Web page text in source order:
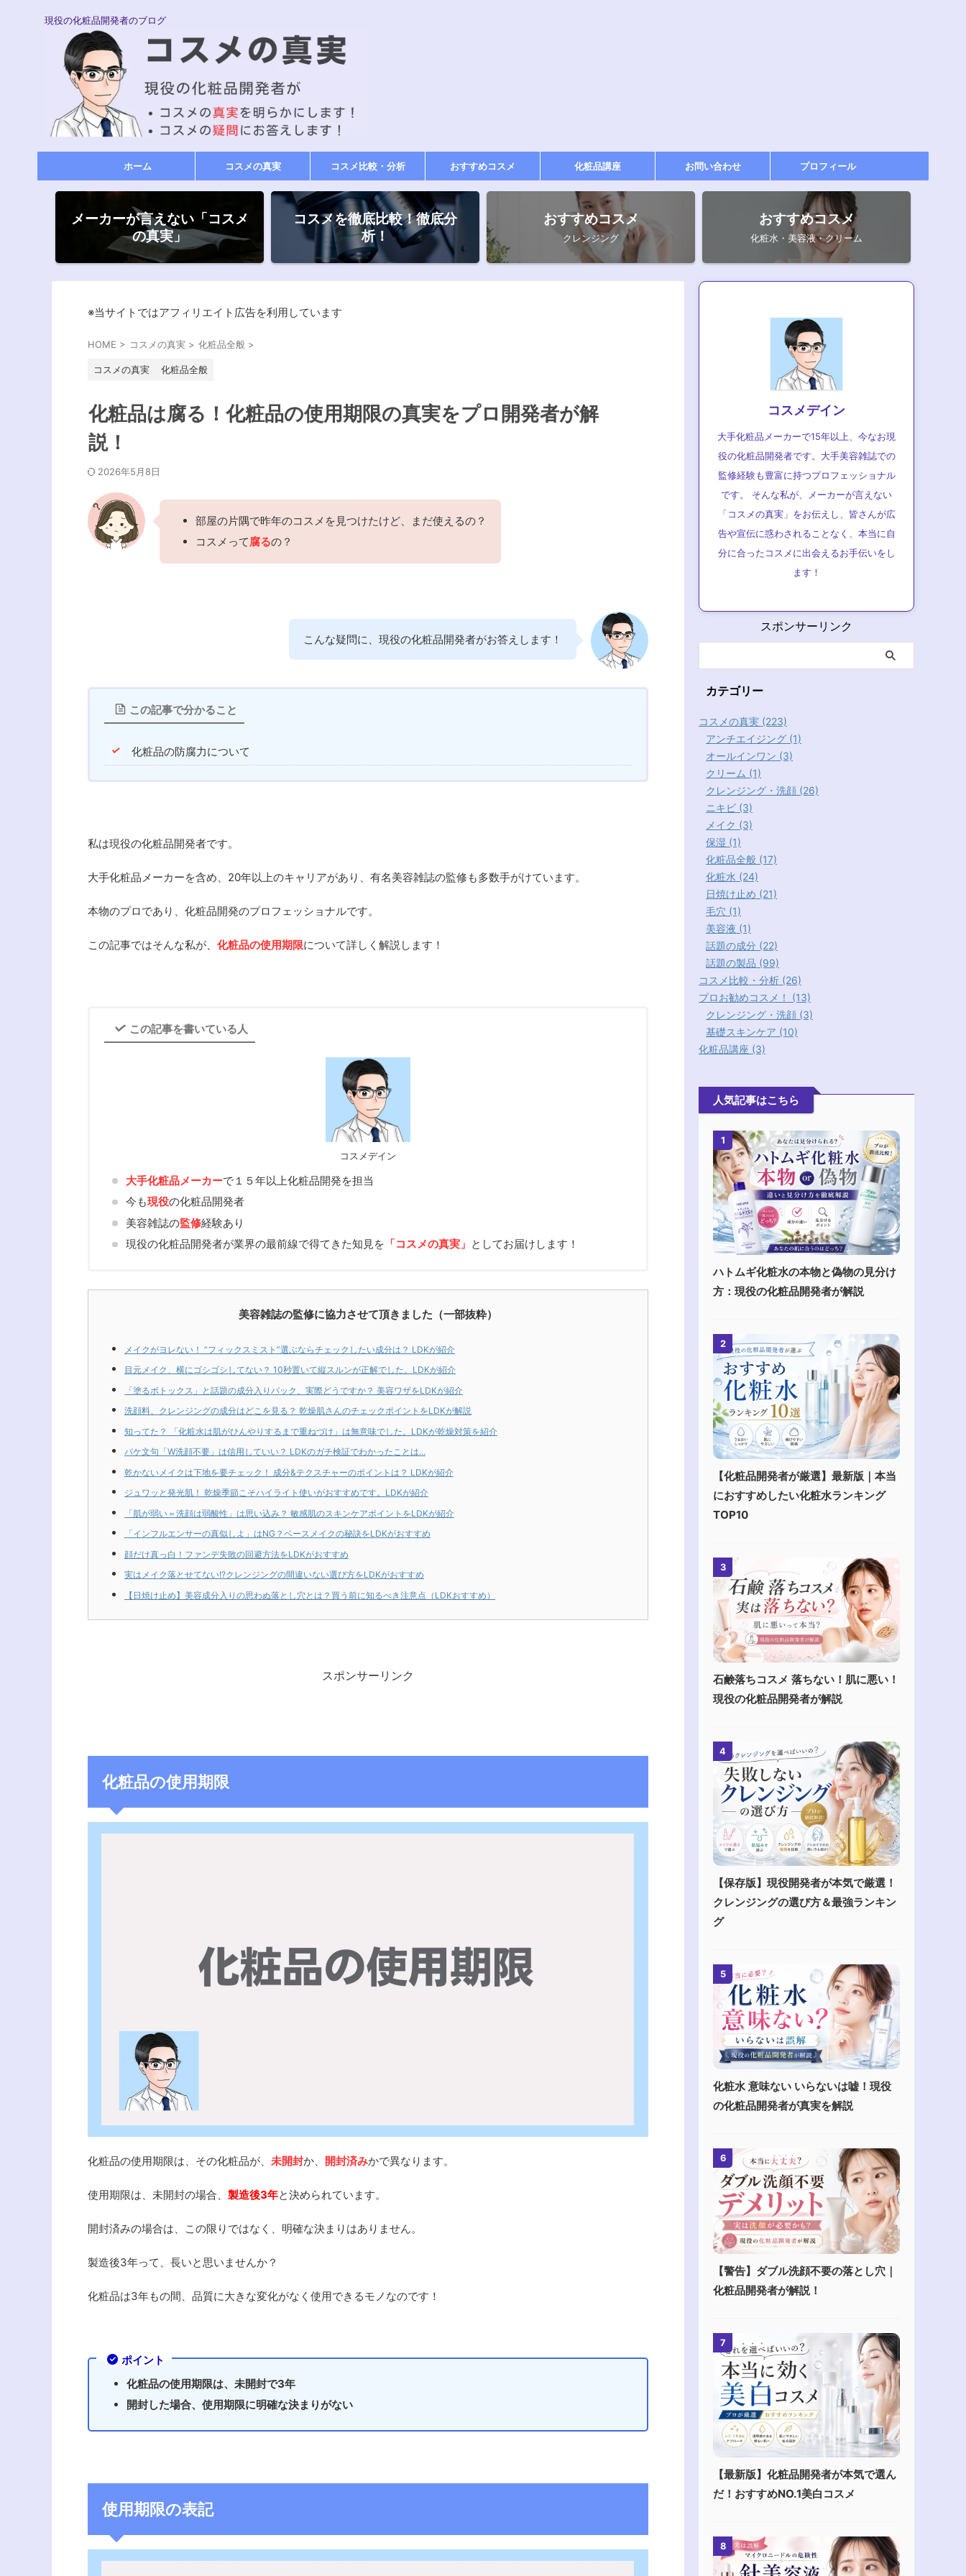
現役の化粧品開発者のブログ
ホーム コスメの真実 コスメ比較・分析 おすすめコスメ 化粧品講座 お問い合わせ プロフィール
メーカーが言えない「コスメ
の真実」
コスメを徹底比較！徹底分
析！
おすすめコスメ
クレンジング
おすすめコスメ
化粧水・美容液・クリーム
※当サイトではアフィリエイト広告を利用しています
HOME > コスメの真実 > 化粧品全般 >
コスメの真実 化粧品全般
化粧品は腐る！化粧品の使用期限の真実をプロ開発者が解
説！
2026年5月8日
部屋の片隅で昨年のコスメを見つけたけど、まだ使えるの？
コスメって腐るの？
こんな疑問に、現役の化粧品開発者がお答えします！
この記事で分かること
化粧品の防腐力について
私は現役の化粧品開発者です。
大手化粧品メーカーを含め、20年以上のキャリアがあり、有名美容雑誌の監修も多数手がけています。
本物のプロであり、化粧品開発のプロフェッショナルです。
この記事ではそんな私が、 化粧品の使用期限について詳しく解説します！
この記事を書いている人
コスメデイン
大手化粧品メーカーで１５年以上化粧品開発を担当
今も現役の化粧品開発者
美容雑誌の監修経験あり
現役の化粧品開発者が業界の最前線で得てきた知見を 「コスメの真実」 としてお届けします！
美容雑誌の監修に協力させて頂きました（一部抜粋）
メイクがヨレない！ “フィックスミスト”選ぶならチェックしたい成分は？ LDKが紹介
目元メイク、横にゴシゴシしてない？ 10秒置いて縦スルンが正解でした。LDKが紹介
「塗るボトックス」と話題の成分入りパック、実際どうですか？ 美容ワザをLDKが紹介
洗顔料、クレンジングの成分はどこを見る？ 乾燥肌さんのチェックポイントをLDKが解説
知ってた？ 「化粧水は肌がひんやりするまで重ねづけ」は無意味でした。LDKが乾燥対策を紹介
パケ文句「W洗顔不要」は信用していい？ LDKのガチ検証でわかったことは...
乾かないメイクは下地を要チェック！ 成分&テクスチャーのポイントは？ LDKが紹介
ジュワッと発光肌！ 乾燥季節こそハイライト使いがおすすめです。LDKが紹介
「肌が弱い＝洗顔は弱酸性」は思い込み？ 敏感肌のスキンケアポイントをLDKが紹介
「インフルエンサーの真似しよ」はNG？ベースメイクの秘訣をLDKがおすすめ
顔だけ真っ白！ファンデ失敗の回避方法をLDKがおすすめ
実はメイク落とせてない!?クレンジングの間違いない選び方をLDKがおすすめ
【日焼け止め】美容成分入りの思わぬ落とし穴とは？買う前に知るべき注意点（LDKおすすめ）
スポンサーリンク
化粧品の使用期限
化粧品の使用期限は、その化粧品が、 未開封か、 開封済みかで異なります。
使用期限は、未開封の場合、 製造後3年と決められています。
開封済みの場合は、この限りではなく、明確な決まりはありません。
製造後3年って、長いと思いませんか？
化粧品は3年もの間、品質に大きな変化がなく使用できるモノなのです！
ポイント
化粧品の使用期限は、未開封で3年
開封した場合、使用期限に明確な決まりがない
使用期限の表記
コスメデイン
大手化粧品メーカーで15年以上、今なお現
役の化粧品開発者です。大手美容雑誌での
監修経験も豊富に持つプロフェッショナル
です。 そんな私が、メーカーが言えない
「コスメの真実」をお伝えし、皆さんが広
告や宣伝に惑わされることなく、本当に自
分に合ったコスメに出会えるお手伝いをし
ます！
スポンサーリンク
カテゴリー
コスメの真実 (223)
アンチエイジング (1)
オールインワン (3)
クリーム (1)
クレンジング・洗顔 (26)
ニキビ (3)
メイク (3)
保湿 (1)
化粧品全般 (17)
化粧水 (24)
日焼け止め (21)
毛穴 (1)
美容液 (1)
話題の成分 (22)
話題の製品 (99)
コスメ比較・分析 (26)
プロお勧めコスメ！ (13)
クレンジング・洗顔 (3)
基礎スキンケア (10)
化粧品講座 (3)
人気記事はこちら
1
ハトムギ化粧水の本物と偽物の見分け
方：現役の化粧品開発者が解説
2
【化粧品開発者が厳選】最新版｜本当
におすすめしたい化粧水ランキング
TOP10
3
石鹸落ちコスメ 落ちない！肌に悪い！
現役の化粧品開発者が解説
4
【保存版】現役開発者が本気で厳選！
クレンジングの選び方＆最強ランキン
グ
5
化粧水 意味ない いらないは嘘！現役
の化粧品開発者が真実を解説
6
【警告】ダブル洗顔不要の落とし穴｜
化粧品開発者が解説！
7
【最新版】化粧品開発者が本気で選ん
だ！おすすめNO.1美白コスメ
8